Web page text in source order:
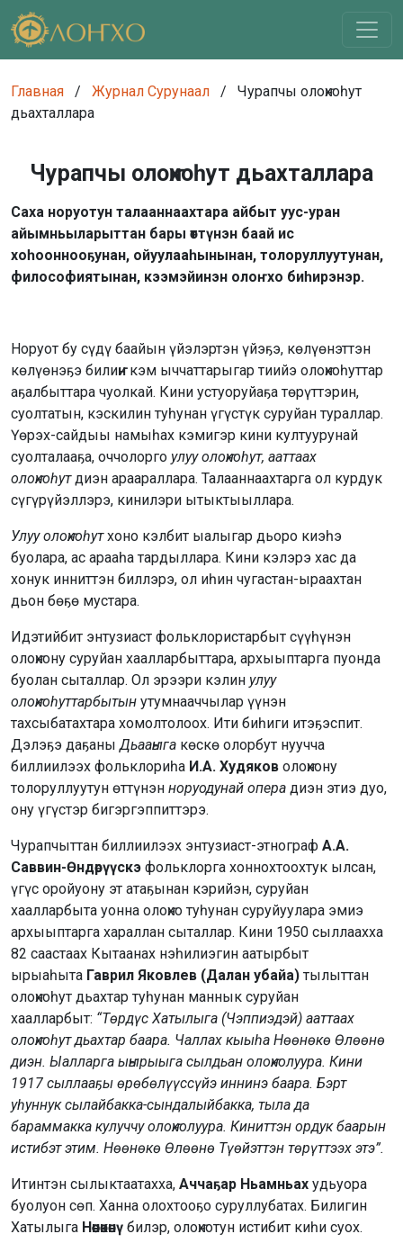
Главная / Журнал Сурунаал /
Чурапчы олоҥхоһут
дьахталлара
Чурапчы олоҥхоһут дьахталлара
Саха норуотун талааннаахтара айбыт уус-уран
айымньыларыттан бары өттүнэн баай ис
хоһооннооҕунан, ойуулааһынынан, толоруллуутунан,
философиятынан, кээмэйинэн олоҥхо биһирэнэр.
Норуот бу сүдү баайын үйэлэртэн үйэҕэ, көлүөнэттэн
көлүөнэҕэ билиҥҥи кэм ыччаттарыгар тиийэ олоҥхоһуттар
аҕалбыттара чуолкай. Кини устуоруйаҕа төрүттэрин,
суолтатын, кэскилин туһунан үгүстүк суруйан тураллар.
Үөрэх-сайдыы намыһах кэмигэр кини култуурунай
суолталааҕа, оччолорго улуу олоҥхоһут, ааттаах
олоҥхоһутдиэн араараллара. Талааннаахтарга ол курдук
сүгүрүйэллэрэ, кинилэри ытыктыыллара.
Улуу олоҥхоһутхоно кэлбит ыалыгар дьоро киэһэ
буолара, ас арааһа тардыллара. Кини кэлэрэ хас да
хонук инниттэн биллэрэ, ол иһин чугастан-ыраахтан
дьон бөҕө мустара.
Идэтийбит энтузиаст фольклористарбыт сүүһүнэн
олоҥхону суруйан хаалларбыттара, архыыптарга пуонда
буолан сыталлар. Ол эрээри кэлин улуу
олоҥхоһуттарбытын утумнааччылар үүнэн
тахсыбатахтара хомолтолоох. Ити биһиги итэҕэспит.
Дэлэҕэ даҕаныДьааҥыга көскө олорбут нуучча
биллиилээх фольклориһа И.А. Худяков олоҥхону
толоруллуутун өттүнэн норуодунай опера диэн этиэ дуо,
ону үгүстэр бигэргэппиттэрэ.
Чурапчыттан биллиилээх энтузиаст-этнограф А.А.
Саввин-Өндөрүүскэ фольклорга хоннохтоохтук ылсан,
үгүс оройуону эт атаҕынан кэрийэн, суруйан
хаалларбыта уонна олоҥхо туһунан суруйуулара эмиэ
архыыптарга хараллан сыталлар. Кини 1950 сыллаахха
82 саастаах Кытаанах нэһилиэгин аатырбыт
ырыаһыта Гаврил Яковлев (Далан убайа) тылыттан
олоҥхоһут дьахтар туһунан маннык суруйан
хаалларбыт: “Төрдүс Хатылыга (Чэппиэдэй) ааттаах
олоҥхоһут дьахтар баара. Чаллах кыыһа Нөөнөкө Өлөөнө
диэн. Ыалларга ыҥырыыга сылдьан олоҥхолуура. Кини
1917 сыллааҕы өрөбөлүүссүйэ иннинэ баара. Бэрт
уһуннук сылайбакка-сындалыйбакка, тыла да
бараммакка кулуччу олоҥхолуура. Киниттэн ордук баарын
истибэт этим. Нөөнөкө Өлөөнө Түөйэттэн төрүттээх этэ”.
Итинтэн сылыктаатахха, Аччаҕар Ньамньах удьуора
буолуон сөп. Ханна олохтооҕо суруллубатах. Билигин
Хатылыга Нөөнөкөнү билэр, олоҥхотун истибит киһи суох.